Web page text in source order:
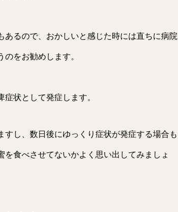
るので、おかしいと感じた時には直ちに病院
をお勧めします。
状として発症します。
し、数日後にゆっくり症状が発症する場合も
食べさせてないかよく思い出してみましょ